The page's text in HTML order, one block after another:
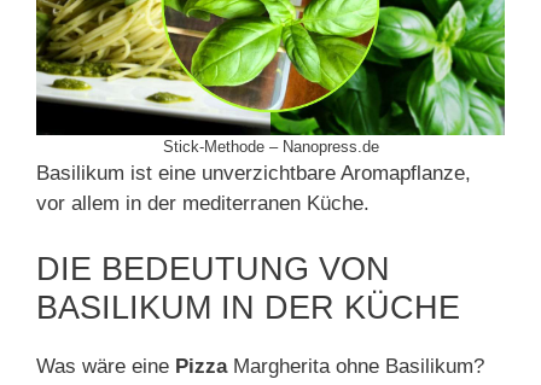
Stick-Methode – Nanopress.de
Basilikum ist eine unverzichtbare Aromapflanze,
vor allem in der mediterranen Küche.
DIE BEDEUTUNG VON
BASILIKUM IN DER KÜCHE
Was wäre eine PizzaMargherita ohne Basilikum?